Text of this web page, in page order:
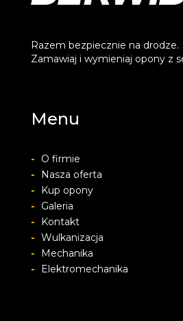
Razem bezpiecznie na drodze.
Zamawiaj i wymieniaj opony z
Menu
-
O firmie
-
Nasza oferta
-
Kup opony
-
Galeria
-
Kontakt
- Wulkanizacja
-
Mechanika
-
Elektromechanika